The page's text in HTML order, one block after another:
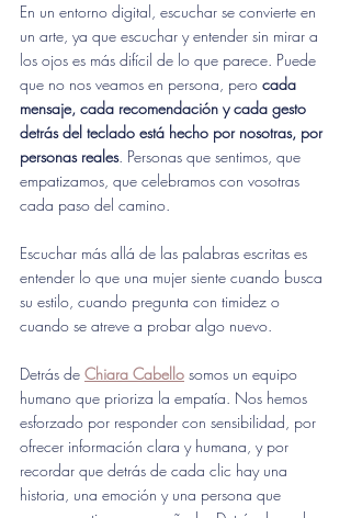
En un entorno digital, escuchar se convierte en
un arte, ya que escuchar y entender sin mirar a
los ojos es más difícil de lo que parece. Puede
que no nos veamos en persona, pero cada
mensaje, cada recomendación y cada gesto
detrás del teclado está hecho por nosotras, por
personas reales. Personas que sentimos, que
empatizamos, que celebramos con vosotras
cada paso del camino.
Escuchar más allá de las palabras escritas es
entender lo que una mujer siente cuando busca
su estilo, cuando pregunta con timidez o
cuando se atreve a probar algo nuevo.
Detrás de Chiara Cabello somos un equipo
humano que prioriza la empatía. Nos hemos
esforzado por responder con sensibilidad, por
ofrecer información clara y humana, y por
recordar que detrás de cada clic hay una
historia, una emoción y una persona que